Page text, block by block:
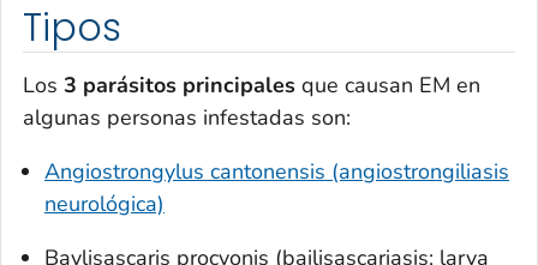
Tipos
Los 3 parásitos principales que causan EM en
algunas personas infestadas son:
Angiostrongylus cantonensis (angiostrongiliasis
neurológica)
Baylisascaris procyonis (bailisascariasis; larva